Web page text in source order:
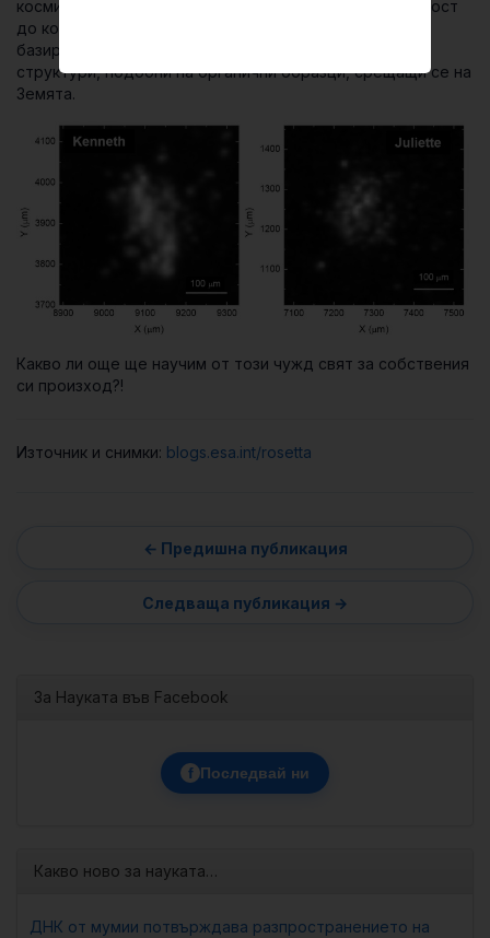
космическият кораб Розета, който обикаляйки в близост
до кометата, е събрал малки частици, съдържащи
базирани на въглерода молекули, свързани в големи
структури, подобни на органични образци, срещащи се на
Земята.
Какво ли още ще научим от този чужд свят за собствения
си произход?!
Източник и снимки: blogs.esa.int/rosetta
За Науката във Facebook
f Последвай ни
Какво ново за науката…
ДНК от мумии потвърждава разпространението на